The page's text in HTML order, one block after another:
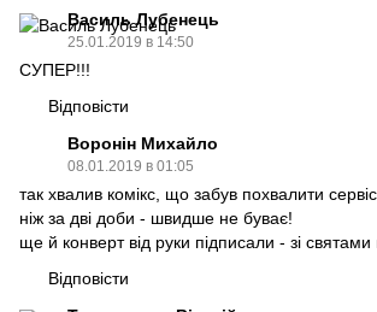
Василь Лубенець
25.01.2019 в 14:50
СУПЕР!!!
Відповісти
Воронін Михайло
08.01.2019 в 01:05
так хвалив комікс, що забув похвалити
ніж за дві доби - швидше не буває!
ще й конверт від руки підписали - зі
Відповісти